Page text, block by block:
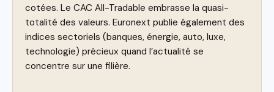
cotées. Le CAC All-Tradable embrasse la quasi-
totalité des valeurs. Euronext publie également des
indices sectoriels (banques, énergie, auto, luxe,
technologie) précieux quand l’actualité se
concentre sur une filière.